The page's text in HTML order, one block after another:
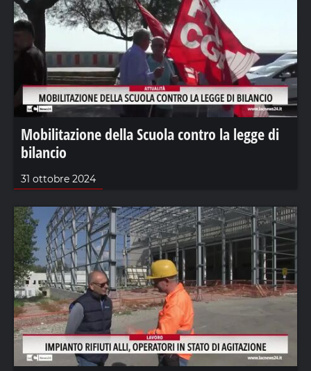
Mobilitazione della Scuola contro la legge di
bilancio
31 ottobre 2024